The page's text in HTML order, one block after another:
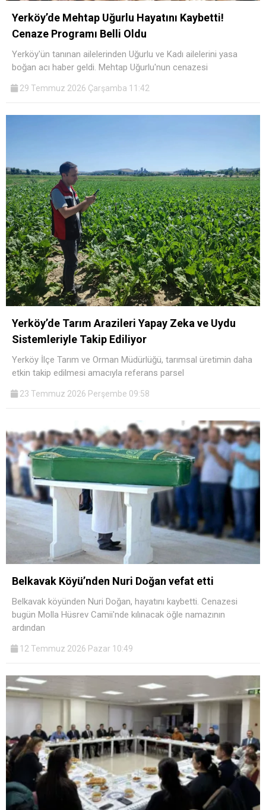
Yerköy’de Mehtap Uğurlu Hayatını Kaybetti!
Cenaze Programı Belli Oldu
Yerköy'ün tanınan ailelerinden Uğurlu ve Kadı ailelerini yasa
boğan acı haber geldi. Mehtap Uğurlu'nun cenazesi
29 Temmuz 2026 Çarşamba 11:42
Yerköy’de Tarım Arazileri Yapay Zeka ve Uydu
Sistemleriyle Takip Ediliyor
Yerköy İlçe Tarım ve Orman Müdürlüğü, tarımsal üretimin daha
etkin takip edilmesi amacıyla referans parsel
23 Temmuz 2026 Perşembe 09:58
Belkavak Köyü’nden Nuri Doğan vefat etti
Belkavak köyünden Nuri Doğan, hayatını kaybetti. Cenazesi
bugün Molla Hüsrev Camii'nde kılınacak öğle namazının
ardından
12 Temmuz 2026 Pazar 10:49